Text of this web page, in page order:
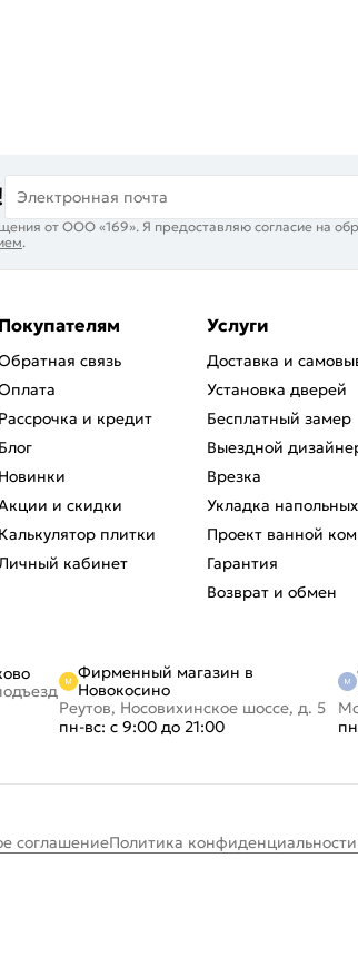
Электронная почта
от ООО «169». Я предоставляю согласие на
.
Покупателям
связь
Рассрочка и кредит
Блог
Новинки
и скидки
Калькулятор плитки
кабинет
Услуги
Доставка и
Установка дверей
Бесплатный замер
Выездной
Врезка
Укладка
Проект ванной
Гарантия
Возврат и обмен
Фирменный магазин в
Новокосино
Реутов, Носовихинское шоссе, д. 5
пн-вс: с 9:00 до 21:00
соглашениеПолитика конфиденциальности